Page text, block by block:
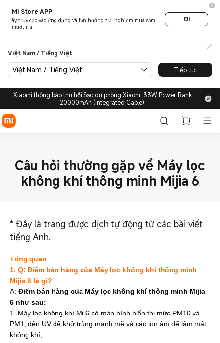
Mi Store APP
ãy truy cập vào ứng dụng và tận hưởng trải nghiệm mua sắm
mượt mà.
ĐI
Việt Nam / Tiếng Việt
Việt Nam / Tiếng Việt Tiếp tục
Xiaomi thông báo thu hồi Sạc dự phòng Xiaomi 33W Power Bank
20000mAh (Integrated Cable)
Câu hỏi thường gặp về Máy lọc
không khí thông minh Mijia 6
* Đây là trang được dịch tự động từ các bài viết
tiếng Anh.
Tổng quan
1. Q: Điểm bán hàng của Máy lọc không khí thông minh
Mijia 6 là gì?
A: Điểm bán hàng của Máy lọc không khí thông minh Mijia
6 như sau:
1. Máy lọc không khí Mi 6 có màn hình hiển thị mức PM10 và
PM1, đèn UV để khử trùng mạnh mẽ và các ion âm để làm mát
không khí;